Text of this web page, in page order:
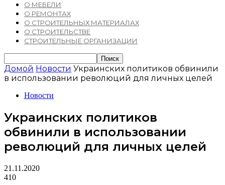
О МЕБЕЛИ
О РЕМОНТАХ
О СТРОИТЕЛЬНЫХ МАТЕРИАЛАХ
О СТРОИТЕЛЬСТВЕ
СТРОИТЕЛЬНЫЕ ОРГАНИЗАЦИИ
Домой Новости Украинских политиков обвинили
в использовании революций для личных целей
Новости
Украинских политиков
обвинили в использовании
революций для личных целей
21.11.2020
410